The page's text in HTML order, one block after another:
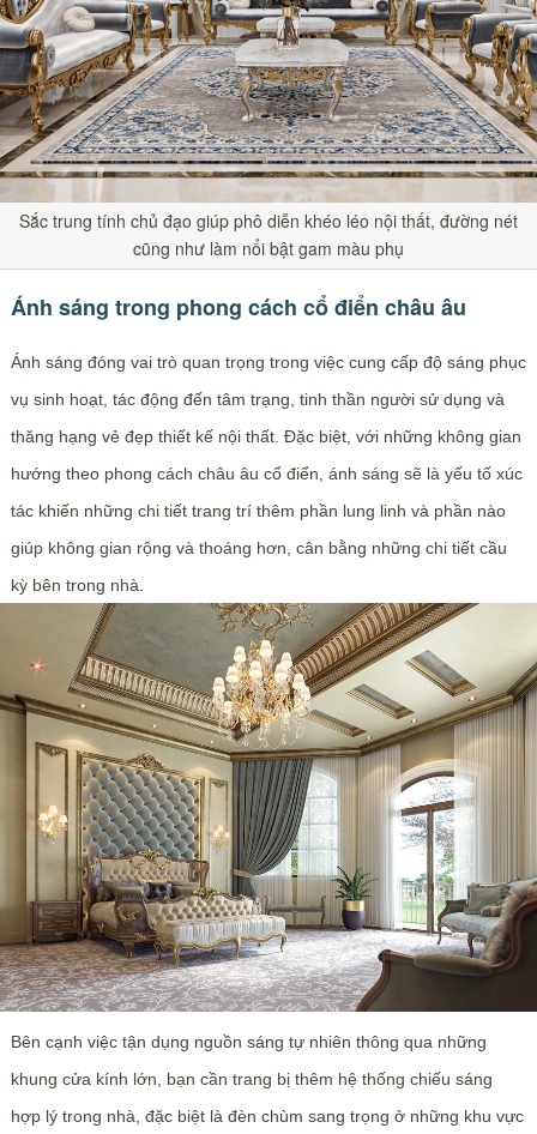
Sắc trung tính chủ đạo giúp phô diễn khéo léo nội thất, đường nét
cũng như làm nổi bật gam màu phụ
Ánh sáng trong phong cách cổ điển châu âu
Ánh sáng đóng vai trò quan trọng trong việc cung cấp độ sáng phục
vụ sinh hoạt, tác động đến tâm trạng, tinh thần người sử dụng và
thăng hạng vẻ đẹp thiết kế nội thất. Đặc biệt, với những không gian
hướng theo phong cách châu âu cổ điển, ánh sáng sẽ là yếu tố xúc
tác khiến những chi tiết trang trí thêm phần lung linh và phần nào
giúp không gian rộng và thoáng hơn, cân bằng những chi tiết cầu
kỳ bên trong nhà.
Bên cạnh việc tận dụng nguồn sáng tự nhiên thông qua những
khung cửa kính lớn, bạn cần trang bị thêm hệ thống chiếu sáng
hợp lý trong nhà, đặc biệt là đèn chùm sang trọng ở những khu vực